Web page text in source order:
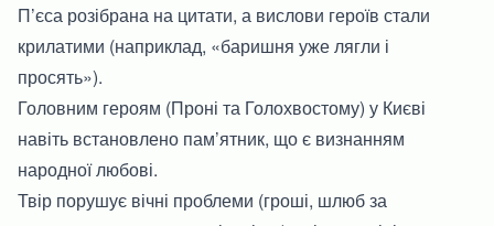
П’єса розібрана на цитати, а вислови героїв стали
крилатими (наприклад, «баришня уже лягли і
просять»).
Головним героям (Проні та Голохвостому) у Києві
навіть встановлено пам’ятник, що є визнанням
народної любові.
Твір порушує вічні проблеми (гроші, шлюб за